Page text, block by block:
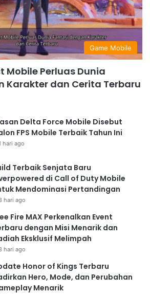
Game Mobile
Mobile Perluas Dunia
Karakter dan Cerita Terbaru
Delta Force Mobile Disebut
FPS Mobile Terbaik Tahun Ini
hari ago
Terbaik Senjata Baru
di Call of Duty Mobile
Mendominasi Pertandingan
hari ago
Fire MAX Perkenalkan Event
dengan Misi Menarik dan
Eksklusif Melimpah
hari ago
Honor of Kings Terbaru
Hero, Mode, dan Perubahan
Menarik